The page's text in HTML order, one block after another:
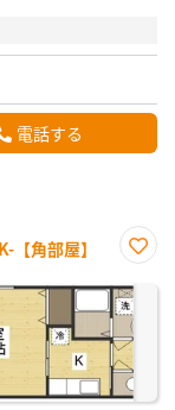
電話する
【角部屋】
に入
り登
録